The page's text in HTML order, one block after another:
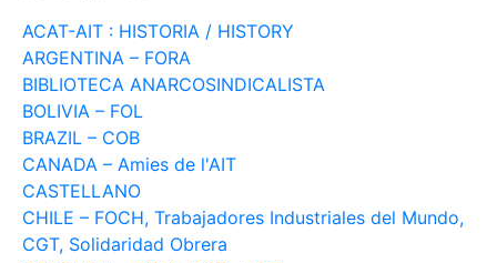
ACAT-AIT : HISTORIA / HISTORY
ARGENTINA – FORA
BIBLIOTECA ANARCOSINDICALISTA
BOLIVIA – FOL
BRAZIL – COB
CANADA – Amies de l'AIT
CASTELLANO
CHILE – FOCH, Trabajadores Industriales del Mundo,
CGT, Solidaridad Obrera